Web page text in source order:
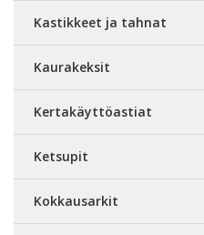
Kastikkeet ja tahnat
Kaurakeksit
Kertakäyttöastiat
Ketsupit
Kokkausarkit